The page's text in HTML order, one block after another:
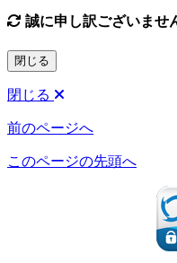
誠に申し訳ございませ
閉じる
閉じる
前のページへ
このページの先頭へ